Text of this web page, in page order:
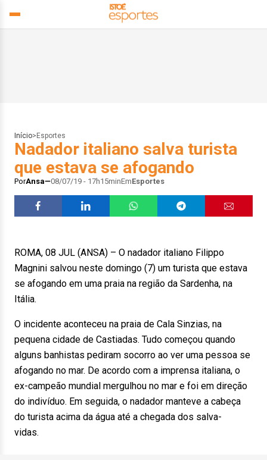
Início> Esportes
Nadador italiano salva turista
que estava se afogando
PorAnsa 08/07/19 - 17h15minEmEsportes
ROMA, 08 JUL (ANSA) – O nadador italiano Filippo
Magnini salvou neste domingo (7) um turista que estava
se afogando em uma praia na região da Sardenha, na
Itália.
O incidente aconteceu na praia de Cala Sinzias, na
pequena cidade de Castiadas. Tudo começou quando
alguns banhistas pediram socorro ao ver uma pessoa se
afogando no mar. De acordo com a imprensa italiana, o
ex-campeão mundial mergulhou no mar e foi em direção
do indivíduo. Em seguida, o nadador manteve a cabeça
do turista acima da água até a chegada dos salva-
vidas.